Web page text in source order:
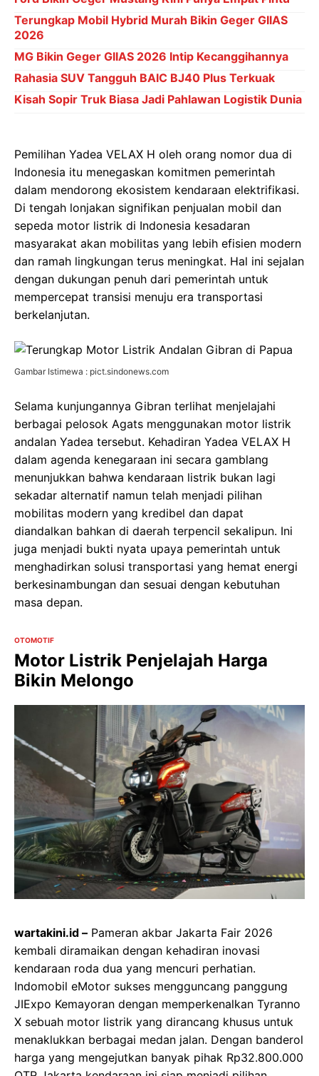
Terungkap Mobil Hybrid Murah Bikin Geger GIIAS
2026
MG Bikin Geger GIIAS 2026 Intip Kecanggihannya
Rahasia SUV Tangguh BAIC BJ40 Plus Terkuak
Kisah Sopir Truk Biasa Jadi Pahlawan Logistik Dunia
Pemilihan Yadea VELAX H oleh orang nomor dua di
Indonesia itu menegaskan komitmen pemerintah
dalam mendorong ekosistem kendaraan elektrifikasi.
Di tengah lonjakan signifikan penjualan mobil dan
sepeda motor listrik di Indonesia kesadaran
masyarakat akan mobilitas yang lebih efisien modern
dan ramah lingkungan terus meningkat. Hal ini sejalan
dengan dukungan penuh dari pemerintah untuk
mempercepat transisi menuju era transportasi
berkelanjutan.
Gambar Istimewa : pict.sindonews.com
Selama kunjungannya Gibran terlihat menjelajahi
berbagai pelosok Agats menggunakan motor listrik
andalan Yadea tersebut. Kehadiran Yadea VELAX H
dalam agenda kenegaraan ini secara gamblang
menunjukkan bahwa kendaraan listrik bukan lagi
sekadar alternatif namun telah menjadi pilihan
mobilitas modern yang kredibel dan dapat
diandalkan bahkan di daerah terpencil sekalipun. Ini
juga menjadi bukti nyata upaya pemerintah untuk
menghadirkan solusi transportasi yang hemat energi
berkesinambungan dan sesuai dengan kebutuhan
masa depan.
OTOMOTIF
Motor Listrik Penjelajah Harga
Bikin Melongo
wartakini.id – Pameran akbar Jakarta Fair 2026
kembali diramaikan dengan kehadiran inovasi
kendaraan roda dua yang mencuri perhatian.
Indomobil eMotor sukses mengguncang panggung
JIExpo Kemayoran dengan memperkenalkan Tyranno
X sebuah motor listrik yang dirancang khusus untuk
menaklukkan berbagai medan jalan. Dengan banderol
harga yang mengejutkan banyak pihak Rp32.800.000